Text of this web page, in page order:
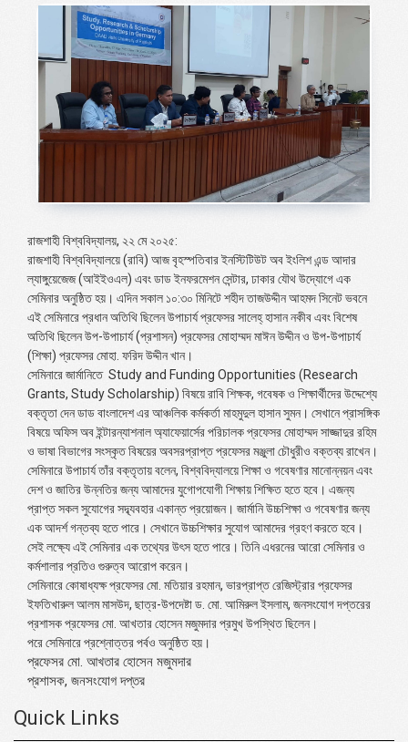
রাজশাহী বিশ্ববিদ্যালয়, ২২ মে ২০২৫:
রাজশাহী বিশ্ববিদ্যালয়ে (রাবি) আজ বৃহস্পতিবার ইনস্টিটিউট অব ইংলিশ এন্ড আদার
ল্যাঙ্গুয়েজেজ (আইইওএল) এবং ডাড ইনফরমেশন সেন্টার, ঢাকার যৌথ উদ্যোগে এক
সেমিনার অনুষ্ঠিত হয়। এদিন সকাল ১০:৩০ মিনিটে শহীদ তাজউদ্দীন আহমদ সিনেট ভবনে
এই সেমিনারে প্রধান অতিথি ছিলেন উপাচার্য প্রফেসর সালেহ্ হাসান নকীব এবং বিশেষ
অতিথি ছিলেন উপ-উপাচার্য (প্রশাসন) প্রফেসর মোহাম্মদ মাঈন উদ্দীন ও উপ-উপাচার্য
(শিক্ষা) প্রফেসর মোহা. ফরিদ উদ্দীন খান।
সেমিনারে জার্মানিতে Study and Funding Opportunities (Research
Grants, Study Scholarship) বিষয়ে রাবি শিক্ষক, গবেষক ও শিক্ষার্থীদের উদ্দেশ্যে
বক্তৃতা দেন ডাড বাংলাদেশ এর আঞ্চলিক কর্মকর্তা মাহমুদুল হাসান সুমন। সেখানে প্রাসঙ্গিক
বিষয়ে অফিস অব ইন্টারন্যাশনাল অ্যাফেয়ার্সের পরিচালক প্রফেসর মোহাম্মদ সাজ্জাদুর রহিম
ও ভাষা বিভাগের সংস্কৃত বিষয়ের অবসরপ্রাপ্ত প্রফেসর মঞ্জুলা চৌধুরীও বক্তব্য রাখেন।
সেমিনারে উপাচার্য তাঁর বক্তৃতায় বলেন, বিশ্ববিদ্যালয়ে শিক্ষা ও গবেষণার মানোন্নয়ন এবং
দেশ ও জাতির উন্নতির জন্য আমাদের যুগোপযোগী শিক্ষায় শিক্ষিত হতে হবে। এজন্য
প্রাপ্ত সকল সুযোগের সদ্ব্যবহার একান্ত প্রয়োজন। জার্মানি উচ্চশিক্ষা ও গবেষণার জন্য
এক আদর্শ গন্তব্য হতে পারে। সেখানে উচ্চশিক্ষার সুযোগ আমাদের গ্রহণ করতে হবে।
সেই লক্ষ্যে এই সেমিনার এক তথ্যের উৎস হতে পারে। তিনি এধরনের আরো সেমিনার ও
কর্মশালার প্রতিও গুরুত্ব আরোপ করেন।
সেমিনারে কোষাধ্যক্ষ প্রফেসর মো. মতিয়ার রহমান, ভারপ্রাপ্ত রেজিস্ট্রার প্রফেসর
ইফতিখারুল আলম মাসউদ, ছাত্র-উপদেষ্টা ড. মো. আমিরুল ইসলাম, জনসংযোগ দপ্তরের
প্রশাসক প্রফেসর মো. আখতার হোসেন মজুমদার প্রমুখ উপস্থিত ছিলেন।
পরে সেমিনারে প্রশ্নোত্তর পর্বও অনুষ্ঠিত হয়।
প্রফেসর মো. আখতার হোসেন মজুমদার
প্রশাসক, জনসংযোগ দপ্তর
Quick Links